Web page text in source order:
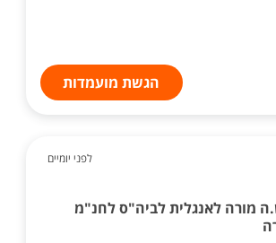
הגשת מועמדות
לפני יומיים
מורה לאנגלית לביה"ס לחנ"מ